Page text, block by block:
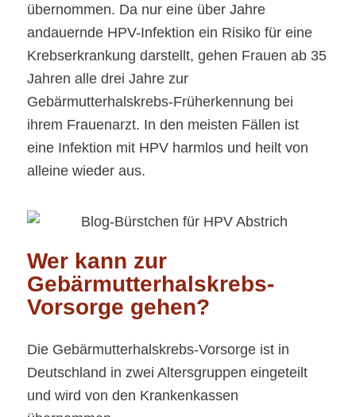
übernommen. Da nur eine über Jahre
andauernde HPV-Infektion ein Risiko für eine
Krebserkrankung darstellt, gehen Frauen ab 35
Jahren alle drei Jahre zur
Gebärmutterhalskrebs-Früherkennung bei
ihrem Frauenarzt. In den meisten Fällen ist
eine Infektion mit HPV harmlos und heilt von
alleine wieder aus.
Wer kann zur
Gebärmutterhalskrebs-
Vorsorge gehen?
Die Gebärmutterhalskrebs-Vorsorge ist in
Deutschland in zwei Altersgruppen eingeteilt
und wird von den Krankenkassen